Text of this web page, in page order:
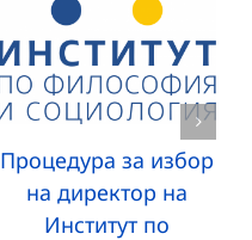
Процедура за избор
на директор на
Институт по